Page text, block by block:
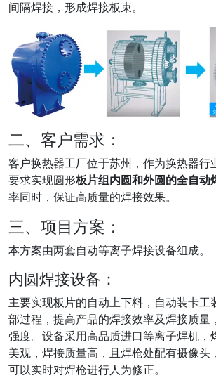
间隔焊接，形成焊接板束。
二、客户需求：
客户换热器工厂位于苏州，作为换热器行
要求实现圆形板片组内圆和外圆的全自动
率同时，保证高质量的焊接效果。
三、项目方案：
本方案由两套自动等离子焊接设备组成。
内圆焊接设备：
主要实现板片的自动上下料，自动装卡工
部过程，提高产品的焊接效率及焊接质量
强度。设备采用高品质进口等离子焊机，
美观，焊接质量高，且焊枪处配有摄像头
可以实时对焊枪进行人为修正。